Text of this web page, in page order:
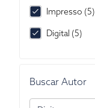
Impresso (5)
Digital (5)
Buscar Autor